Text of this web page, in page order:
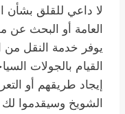
لا داعي للقلق بشأن
العامة أو البحث
يوفر خدمة النقل من
القيام بالجولات
إيجاد طريقهم أو
الشويخ وسيقدموا